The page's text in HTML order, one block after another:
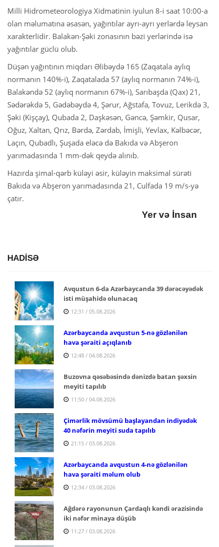
Milli Hidrometeorologiya Xidmətinin iyulun 8-i saat 10:00-a
olan məlumatına əsasən, yağıntılar ayrı-ayrı yerlərdə leysan
xarakterlidir. Balakən-Şəki zonasının bəzi yerlərində isə
yağıntılar güclü olub.
Düşən yağıntının miqdarı Əlibəydə 165 (Zaqatala aylıq
normanın 140%-i), Zaqatalada 57 (aylıq normanın 74%-i),
Balakəndə 52 (aylıq normanın 67%-i), Sarıbaşda (Qax) 21,
Sədərəkdə 5, Gədəbəydə 4, Şərur, Ağstafa, Tovuz, Lerikdə 3,
Şəki (Kişçay), Qubada 2, Daşkəsən, Gəncə, Şəmkir, Qusar,
Oğuz, Xaltan, Qrız, Bərdə, Zərdab, İmişli, Yevlax, Kəlbəcər,
Laçın, Qubadlı, Şuşada eləcə də Bakıda və Abşeron
yarımadasında 1 mm-dək qeydə alınıb.
Hazırda şimal-qərb küləyi əsir, küləyin maksimal sürəti
Bakıda və Abşeron yarımadasında 21, Culfada 19 m/s-yə
çatır.
Yer və İnsan
HADİSƏ
Avqustun 6-da Azərbaycanda 39 dərəcəyədək
isti müşahidə olunacaq
12:31 / 05.08.2026
Azərbaycanda avqustun 5-nə gözlənilən
hava şəraiti açıqlanıb
12:48 / 04.08.2026
Buzovna qəsəbəsində dənizdə batan şəxsin
meyiti tapılıb
11:50 / 04.08.2026
Çimərlik mövsümü başlayandan indiyədək
40 nəfərin meyiti suda tapılıb
21:15 / 03.08.2026
Azərbaycanda avqustun 4-nə gözlənilən
hava şəraiti məlum olub
12:34 / 03.08.2026
Ağdərə rayonunun Çardaqlı kəndi ərazisində
iki nəfər minaya düşüb
11:27 / 03.08.2026